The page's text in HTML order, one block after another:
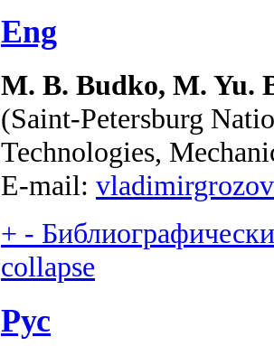
Eng
M. B. Budko, M. Yu.
(Saint-Petersburg
Technologies,
E-mail:
+ -
collapse
Рус